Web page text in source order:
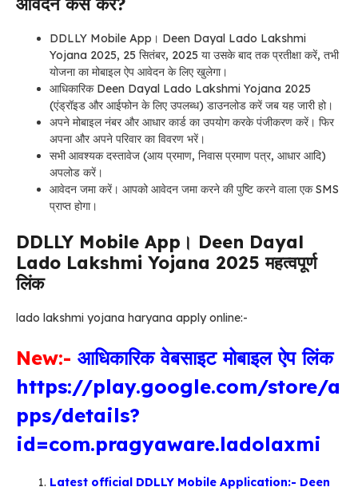
DDLLY Mobile App। Deen Dayal Lado Lakshmi
Yojana 2025, 25 सितंबर, 2025 या उसके बाद तक प्रतीक्षा करें, तभी
योजना का मोबाइल ऐप आवेदन के लिए खुलेगा।
आधिकारिक Deen Dayal Lado Lakshmi Yojana 2025
(एंड्रॉइड और आईफोन के लिए उपलब्ध) डाउनलोड करें जब यह जारी हो।
अपने मोबाइल नंबर और आधार कार्ड का उपयोग करके पंजीकरण करें। फिर
अपना और अपने परिवार का विवरण भरें।
सभी आवश्यक दस्तावेज (आय प्रमाण, निवास प्रमाण पत्र, आधार आदि)
अपलोड करें।
आवेदन जमा करें। आपको आवेदन जमा करने की पुष्टि करने वाला एक SMS
प्राप्त होगा।
DDLLY Mobile App। Deen Dayal
Lado Lakshmi Yojana 2025 महत्वपूर्ण
लिंक
lado lakshmi yojana haryana apply online:-
New:- आधिकारिक वेबसाइट मोबाइल ऐप लिंक
https://play.google.com/store/a
pps/details?
id=com.pragyaware.ladolaxmi
Latest official DDLLY Mobile Application:- Deen